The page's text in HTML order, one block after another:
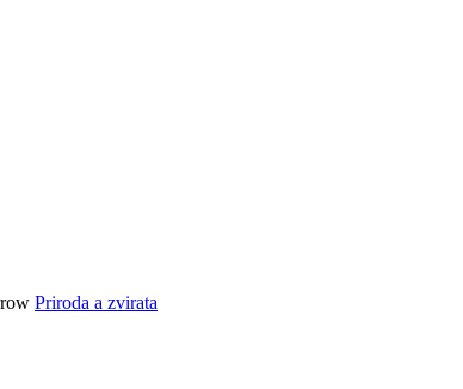
Priroda a zvirata